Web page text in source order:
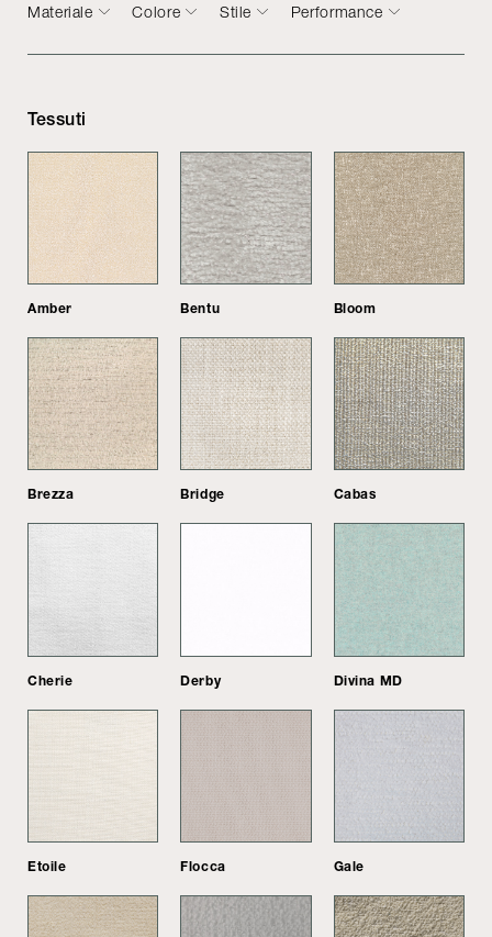
Materiale Colore Stile Performance
Tessuti
Amber Bentu Bloom
Brezza Bridge Cabas
Cherie Derby Divina MD
Etoile Flocca Gale